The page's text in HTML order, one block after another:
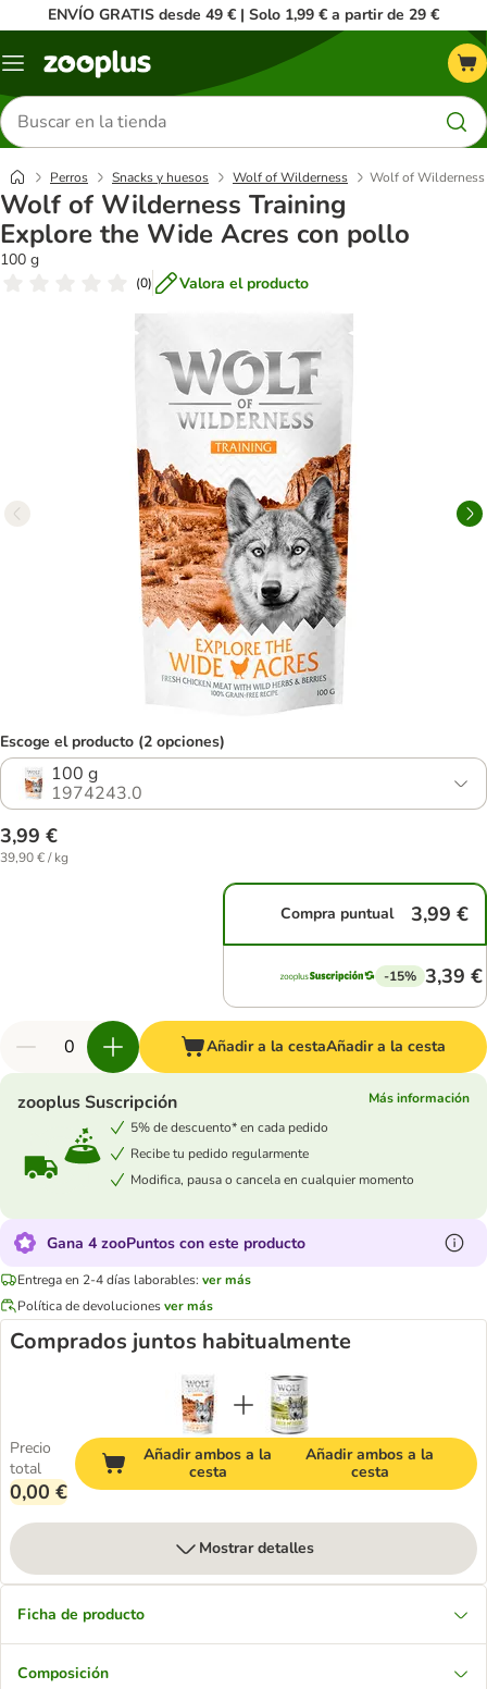
ENVÍO GRATIS desde 49 € | Solo 1,99 € a partir de 29 €
Menú
Buscar
productos
Perros Snacks y huesos Wolf of Wilderness Wolf of Wilderness
Wolf of Wilderness Training
Explore the Wide Acres con pollo
100 g
(0) Valora el producto
Escoge el producto (2 opciones)
100 g
1974243.0
3,99 €
39,90 € / kg
Compra puntual 3,99 €
-15% 3,39 €
Añadir a la cestaAñadir a la cesta
zooplus Suscripción
Más información
5% de descuento* en cada pedido
Recibe tu pedido regularmente
Modifica, pausa o cancela en cualquier momento
Gana 4 zooPuntos con este producto
Entrega en 2-4 días laborables: ver más
Política de devolucionesver más
Comprados juntos habitualmente
Precio
total
0,00 €
Añadir ambos a la
cesta
Añadir ambos a la
cesta
Mostrar detalles
Ficha de producto
Composición